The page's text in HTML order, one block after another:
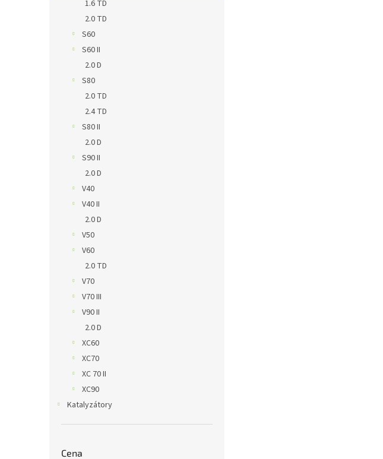
1.6 TD
2.0 TD
S60
S60 II
2.0 D
S80
2.0 TD
2.4 TD
S80 II
2.0 D
S90 II
2.0 D
V40
V40 II
2.0 D
V50
V60
2.0 TD
V70
V70 III
V90 II
2.0 D
XC60
XC70
XC 70 II
XC90
Katalyzátory
Cena